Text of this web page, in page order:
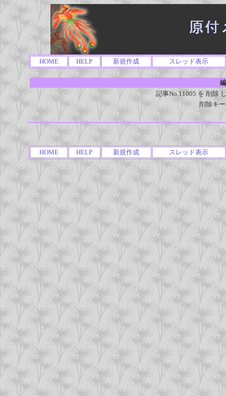
HOME HELP 新規作成 スレッド表示
記事No.11005 を 削除
削除キ
HOME HELP 新規作成 スレッド表示